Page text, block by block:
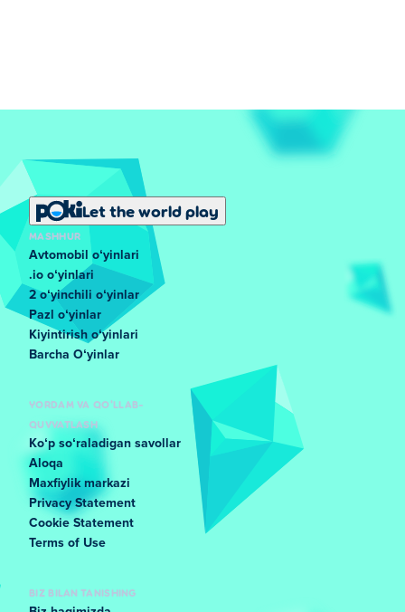
Let the world play
MASHHUR
Avtomobil oʻyinlari
.io oʻyinlari
2 oʻyinchili oʻyinlar
Pazl oʻyinlar
Kiyintirish oʻyinlari
Barcha Oʻyinlar
YORDAM VA QO'LLAB-
QUVVATLASH
Koʻp soʻraladigan savollar
Aloqa
Maxfiylik markazi
Privacy Statement
Cookie Statement
Terms of Use
BIZ BILAN TANISHING